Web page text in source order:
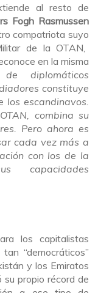
al resto de
Fogh Rasmussen
compatriota suyo
de la OTAN,
en la misma
diplomáticos
constituye
escandinavos.
combina su
Pero ahora es
cada vez más a
con los de la
capacidades
los capitalistas
“democráticos”
y los Emiratos
propio récord de